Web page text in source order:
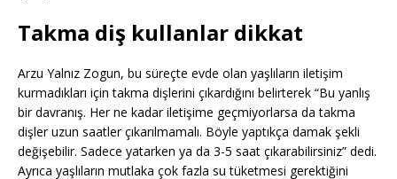
Takma diş kullanlar dikkat
Arzu Yalnız Zogun, bu süreçte evde olan yaşlıların iletişim
kurmadıkları için takma dişlerini çıkardığını belirterek “Bu yanlış
bir davranış. Her ne kadar iletişime geçmiyorlarsa da takma
dişler uzun saatler çıkarılmamalı. Böyle yaptıkça damak şekli
değişebilir. Sadece yatarken ya da 3-5 saat çıkarabilirsiniz” dedi.
Ayrıca yaşlıların mutlaka çok fazla su tüketmesi gerektiğini